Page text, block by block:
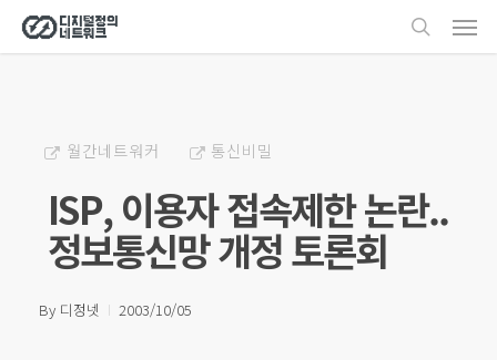
Skip
to
search
월간네트워커 통신비밀
ISP, 이용자 접속제한 논란..
정보통신망 개정 토론회
By 디정넷 2003/10/05